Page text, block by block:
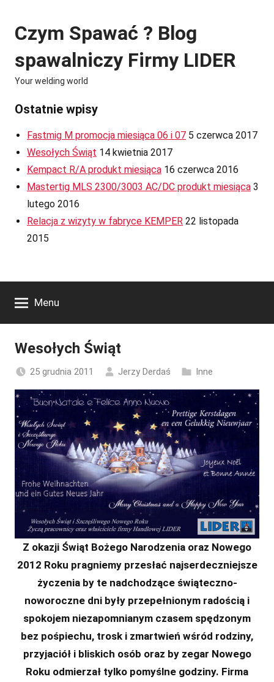
content
Czym Spawać ? Blog
spawalniczy Firmy LIDER
Your welding world
Ostatnie wpisy
Fastmig M promocja miesiąca 06 i 07 5 czerwca 2017
Wesołych Świąt 14 kwietnia 2017
Kempact R/A produkt miesiąca 16 czerwca 2016
Mastertig MLS 2300/3003 AC/DC produkt miesiąca 3
lutego 2016
Relacja z wizyty w fabryce KEMPER 22 listopada
2015
Menu
Wesołych Świąt
25 grudnia 2011 Jerzy Derdaś Inne
Z okazji Świąt Bożego Narodzenia oraz Nowego
2012 Roku pragniemy przesłać najserdeczniejsze
życzeniaby te nadchodzące świąteczno-
noworoczne dni były przepełnionym radością i
spokojem niezapomnianym czasem spędzonym
bez pośpiechu, trosk i zmartwień wśród rodziny,
przyjaciół i bliskich osób oraz by zegar Nowego
Roku odmierzał tylko pomyślne godziny. Firma